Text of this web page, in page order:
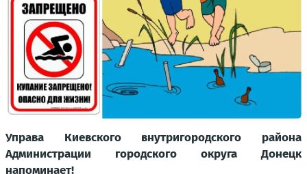
Управа Киевского внутригородского района
Администрации городского округа Донецк
напоминает!